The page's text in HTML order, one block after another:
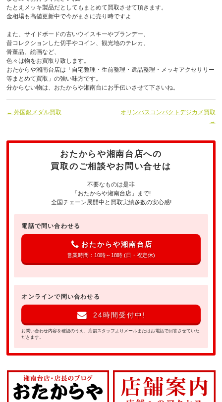
たとえメッキ製品だとしてもまとめて買取させて頂きます。
金相場も高値更新中で今がまさに売り時ですよ
また、サイドボードの古いウイスキーやブランデー、
昔コレクションした切手やコイン、観光地のテレカ、
骨董品、絵画など、
色々は物をお買取り致します。
おたからや湘南台店は「自宅整理・生前整理・遺品整理・メッキアクセサリー
等まとめて買取」の強い味方です。
分からない物は、おたからや湘南台にお手伝いさせて下さいね。
← 外国銀メダル買取
オリンパスコンパクトデジカメ買取
→
おたからや湘南台店への
買取のご相談やお問い合せは
不要なものは是非
「おたからや湘南台店」まで!
全国チェーン展開中と買取実績多数の安心感!
電話で問い合わせる
おたからや湘南台店
営業時間：10時～18時 (日・祝定休)
オンラインで問い合わせる
24時間受付中!
お問い合わせ内容を確認のうえ、店舗スタッフよりメールまたはお電話で回答させていた
だきます。